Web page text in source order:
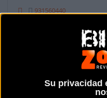
Su privacidad
931560440
Web y RRSS de la tienda